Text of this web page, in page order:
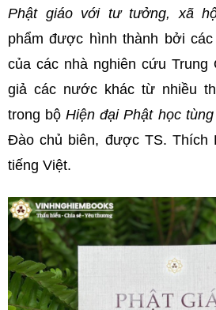
Phật giáo với tư tưởng, xã
phẩm được hình thành bởi
của các nhà nghiên cứu Trung
giả các nước khác từ nhiều
trong bộHiện đại Phật học
Đào chủ biên, được TS. Thích
tiếng Việt.